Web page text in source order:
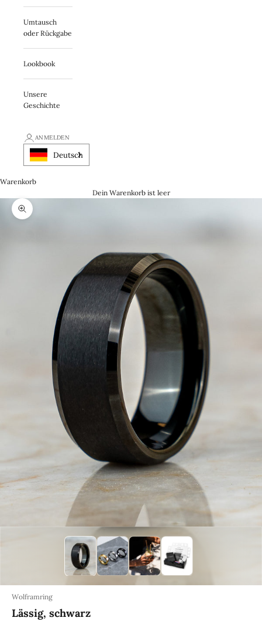
Umtausch
oder Rückgabe
Lookbook
Unsere
Geschichte
ANMELDEN
Deutsch
Warenkorb
Dein Warenkorb ist leer
Zooma
Wolframring
Lässig, schwarz